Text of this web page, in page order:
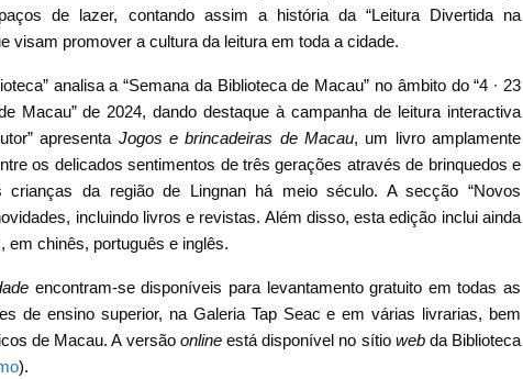
de lazer, contando assim a história da “Leitura Divertida na
visam promover a cultura da leitura em toda a cidade.
analisa a “Semana da Biblioteca de Macau” no âmbito do “4 ∙ 23
Macau” de 2024, dando destaque à campanha de leitura interactiva
apresenta Jogos e brincadeiras de Macau, um livro amplamente
os delicados sentimentos de três gerações através de brinquedos e
crianças da região de Lingnan há meio século. A secção “Novos
incluindo livros e revistas. Além disso, esta edição inclui ainda
em chinês, português e inglês.
encontram-se disponíveis para levantamento gratuito em todas as
de ensino superior, na Galeria Tap Seac e em várias livrarias, bem
de Macau. A versão onlineestá disponível no sítio webda Biblioteca
).